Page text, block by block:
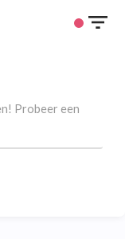
Probeer een